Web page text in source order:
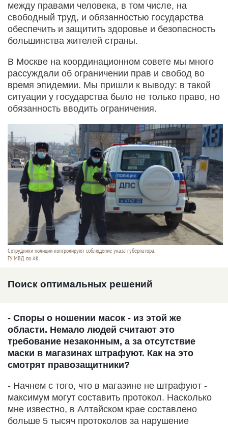
между правами человека, в том числе, на
свободный труд, и обязанностью государства
обеспечить и защитить здоровье и безопасность
большинства жителей страны.
В Москве на координационном совете мы много
рассуждали об ограничении прав и свобод во
время эпидемии. Мы пришли к выводу: в такой
ситуации у государства было не только право, но
обязанность вводить ограничения.
Сотрудники полиции контролируют соблюдение указа губернатора.
ГУ МВД по АК.
Поиск оптимальных решений
- Споры о ношении масок - из этой же
области. Немало людей считают это
требование незаконным, а за отсутствие
маски в магазинах штрафуют. Как на это
смотрят правозащитники?
- Начнем с того, что в магазине не штрафуют -
максимум могут составить протокол. Насколько
мне известно, в Алтайском крае составлено
больше 5 тысяч протоколов за нарушение